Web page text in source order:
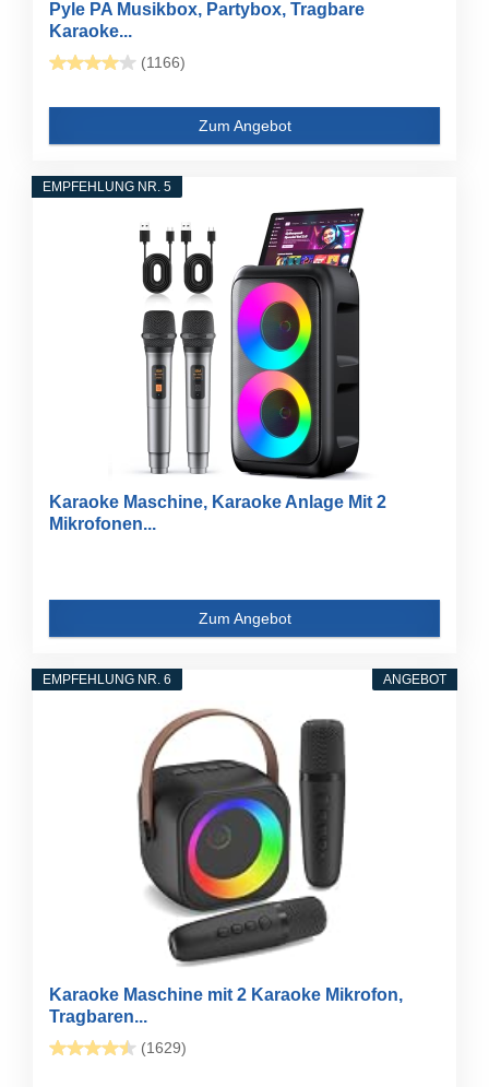
Pyle PA Musikbox, Partybox, Tragbare
Karaoke...
(1166)
Zum Angebot
EMPFEHLUNG NR. 5
Karaoke Maschine, Karaoke Anlage Mit 2
Mikrofonen...
Zum Angebot
ANGEBOT
EMPFEHLUNG NR. 6
Karaoke Maschine mit 2 Karaoke Mikrofon,
Tragbaren...
(1629)